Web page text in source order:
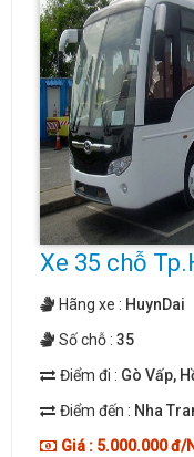
Xe 35 chỗ
Hãng xe : HuynDai
Số chỗ : 35
Điểm đi : Gò Vấp,
Điểm đến : Nha
Giá : 5.000.000 đ/